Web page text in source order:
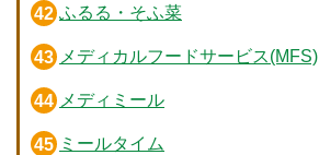
ふるる・そふ菜
メディカルフードサービス(MFS)
メディミール
ミールタイム